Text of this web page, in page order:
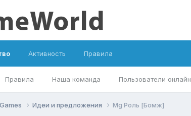
Правила Наша команда Пользователи онлайн
Активность Правила
Идеи и предложения Mg Роль [Бомж]